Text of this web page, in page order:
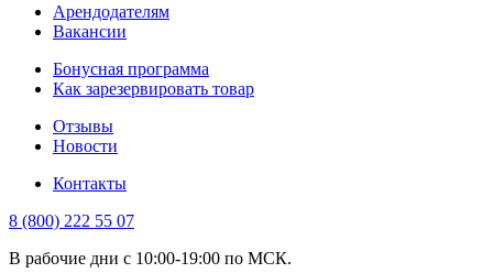
Арендодателям
Вакансии
Бонусная программа
Как зарезервировать товар
Отзывы
Новости
Контакты
8 (800) 222 55 07
В рабочие дни с 10:00-19:00 по МСК.